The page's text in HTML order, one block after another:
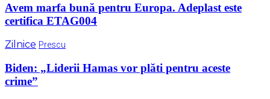
Avem marfa bună pentru Europa. Adeplast este
certifica ETAG004
Zilnice Prescu
Biden: „Liderii Hamas vor plăti pentru aceste
crime”